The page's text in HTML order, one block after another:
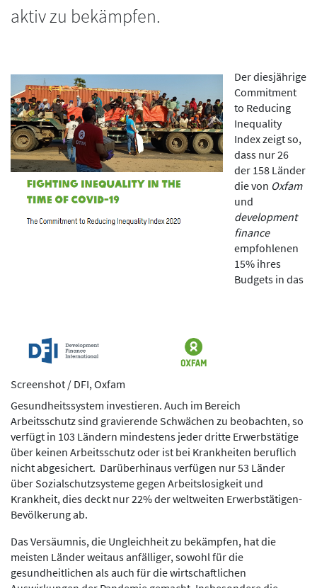
aktiv zu bekämpfen.
Screenshot / DFI, Oxfam
Der diesjährige
Commitment
to Reducing
Inequality
Index zeigt so,
dass nur 26
der 158 Länder
die von Oxfam
und
development
finance
empfohlenen
15% ihres
Budgets in das
Gesundheitssystem investieren. Auch im Bereich
Arbeitsschutz sind gravierende Schwächen zu beobachten, so
verfügt in 103 Ländern mindestens jeder dritte Erwerbstätige
über keinen Arbeitsschutz oder ist bei Krankheiten beruflich
nicht abgesichert. Darüberhinaus verfügen nur 53 Länder
über Sozialschutzsysteme gegen Arbeitslosigkeit und
Krankheit, dies deckt nur 22% der weltweiten Erwerbstätigen-
Bevölkerung ab.
Das Versäumnis, die Ungleichheit zu bekämpfen, hat die
meisten Länder weitaus anfälliger, sowohl für die
gesundheitlichen als auch für die wirtschaftlichen